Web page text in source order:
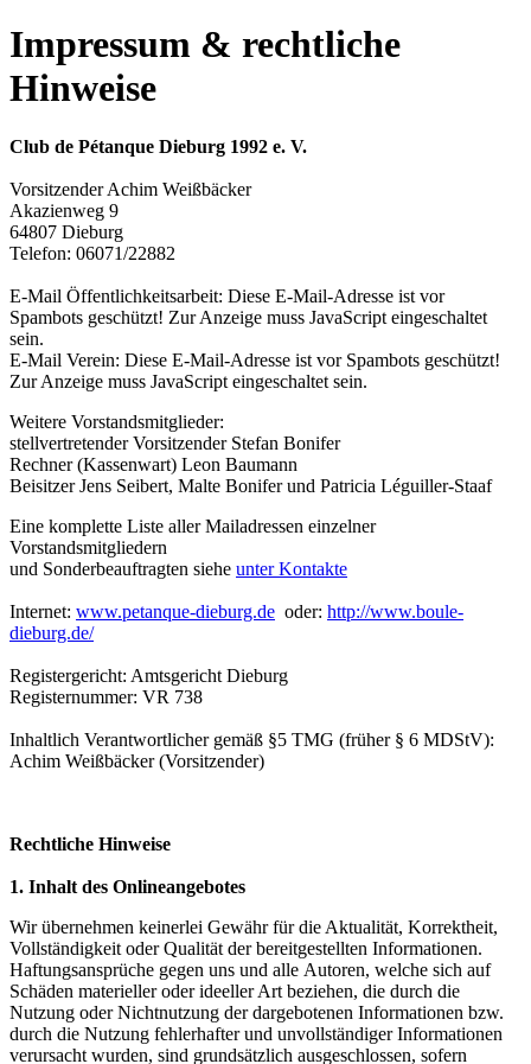
Impressum & rechtliche
Hinweise
Club de Pétanque Dieburg 1992 e. V.
Vorsitzender Achim Weißbäcker
Akazienweg 9
64807 Dieburg
Telefon: 06071/22882
E-Mail Öffentlichkeitsarbeit: Diese E-Mail-Adresse ist vor
Spambots geschützt! Zur Anzeige muss JavaScript eingeschaltet
sein.
E-Mail Verein: Diese E-Mail-Adresse ist vor Spambots geschützt!
Zur Anzeige muss JavaScript eingeschaltet sein.
Weitere Vorstandsmitglieder:
stellvertretender Vorsitzender Stefan Bonifer
Rechner (Kassenwart) Leon Baumann
Beisitzer Jens Seibert, Malte Bonifer und Patricia Léguiller-Staaf
Eine komplette Liste aller Mailadressen einzelner
Vorstandsmitgliedern
und Sonderbeauftragten siehe unter Kontakte
Internet: www.petanque-dieburg.de oder: http://www.boule-
dieburg.de/
Registergericht: Amtsgericht Dieburg
Registernummer: VR 738
Inhaltlich Verantwortlicher gemäß §5 TMG (früher § 6 MDStV):
Achim Weißbäcker (Vorsitzender)
Rechtliche Hinweise
1. Inhalt des Onlineangebotes
Wir übernehmen keinerlei Gewähr für die Aktualität, Korrektheit,
Vollständigkeit oder Qualität der bereitgestellten Informationen.
Haftungsansprüche gegen uns und alle Autoren, welche sich auf
Schäden materieller oder ideeller Art beziehen, die durch die
Nutzung oder Nichtnutzung der dargebotenen Informationen bzw.
durch die Nutzung fehlerhafter und unvollständiger Informationen
verursacht wurden, sind grundsätzlich ausgeschlossen, sofern